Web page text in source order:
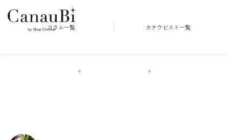
コラム一覧 カナウビスト一覧